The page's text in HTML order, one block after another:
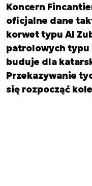
Koncern
oficjalne dane
korwet typu Al
patrolowych typu
buduje dla
Przekazywanie
się rozpocząć